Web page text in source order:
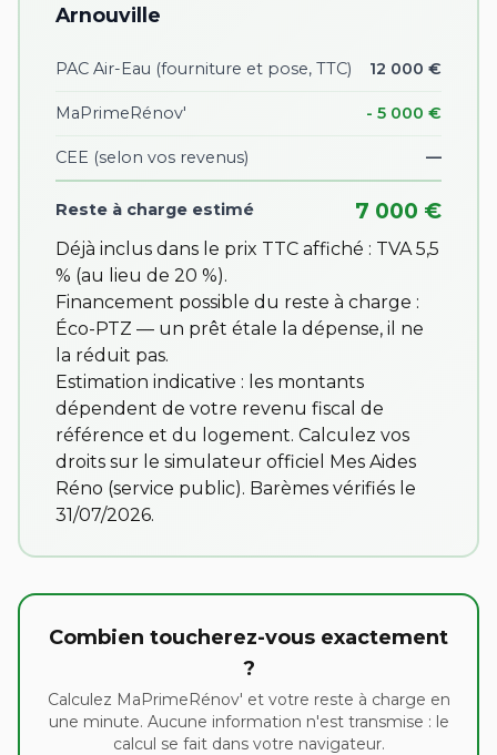
Arnouville
PAC Air-Eau (fourniture et pose, TTC) 12 000 €
MaPrimeRénov' - 5 000 €
CEE (selon vos revenus) —
Reste à charge estimé 7 000 €
Déjà inclus dans le prix TTC affiché : TVA 5,5
% (au lieu de 20 %).
Financement possible du reste à charge :
Éco-PTZ — un prêt étale la dépense, il ne
la réduit pas.
Estimation indicative : les montants
dépendent de votre revenu fiscal de
référence et du logement. Calculez vos
droits sur le simulateur officiel Mes Aides
Réno (service public). Barèmes vérifiés le
31/07/2026.
Combien toucherez-vous exactement
?
Calculez MaPrimeRénov' et votre reste à charge en
une minute. Aucune information n'est transmise : le
calcul se fait dans votre navigateur.